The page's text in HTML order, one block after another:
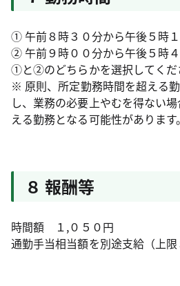
① 午前８時３０分から午後５時
② 午前９時００分から午後５時
①と②のどちらかを選択してくだ
※ 原則、所定勤務時間を超える
し、業務の必要上やむを得ない
える勤務となる可能性があります。
８ 報酬等
時間額 １,０５０円
通勤手当相当額を別途支給（上限